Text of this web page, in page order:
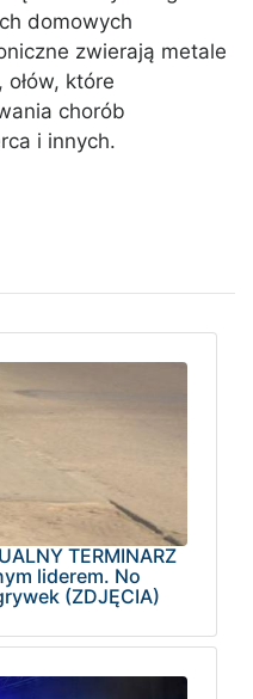
domowych
zwierają metale
które
chorób
i innych.
TERMINARZ
liderem. No
(ZDJĘCIA)